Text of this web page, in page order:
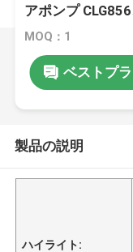
アポンプ CLG856
CLG862H
MOQ：1
ベストプ
製品の説明
ハイライト: